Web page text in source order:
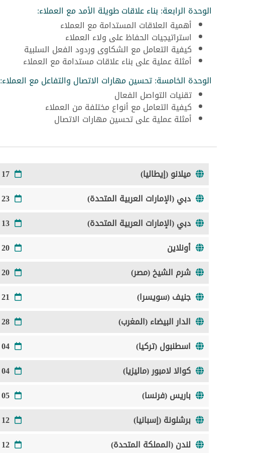
الوحدة الرابعة: بناء علاقات طويلة الأمد مع العملاء:
أهمية العلاقات المستدامة مع العملاء
استراتيجيات الحفاظ على ولاء العملاء
كيفية التعامل مع الشكاوى وردود الفعل السلبية
أمثلة عملية على بناء علاقات مستدامة مع العملاء
الوحدة الخامسة: تحسين مهارات الاتصال والتفاعل مع العملاء:
تقنيات التواصل الفعال
كيفية التعامل مع أنواع مختلفة من العملاء
أمثلة عملية على تحسين مهارات الاتصال
ميلانو (إيطاليا) 17 - 21 اغسطس 2026
دبي (الإمارات العربية المتحدة)
23 - 27 اغسطس 2026
دبي (الإمارات العربية المتحدة)
13 - 17 سبتمبر 2026
أونلاين
20 - 24 سبتمبر 2026
شرم الشيخ (مصر)
20 - 24 سبتمبر 2026
جنيف (سويسرا)
21 - 25 سبتمبر 2026
الدار البيضاء (المغرب)
28 سبتمبر - 02 اكتوبر 2026
اسطنبول (تركيا)
04 - 08 اكتوبر 2026
كوالا لامبور (ماليزيا)
04 - 08 اكتوبر 2026
باريس (فرنسا)
05 - 09 اكتوبر 2026
برشلونة (إسبانيا)
12 - 16 اكتوبر 2026
لندن (المملكة المتحدة)
12 - 16 اكتوبر 2026